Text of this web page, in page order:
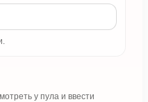
у пула и ввести